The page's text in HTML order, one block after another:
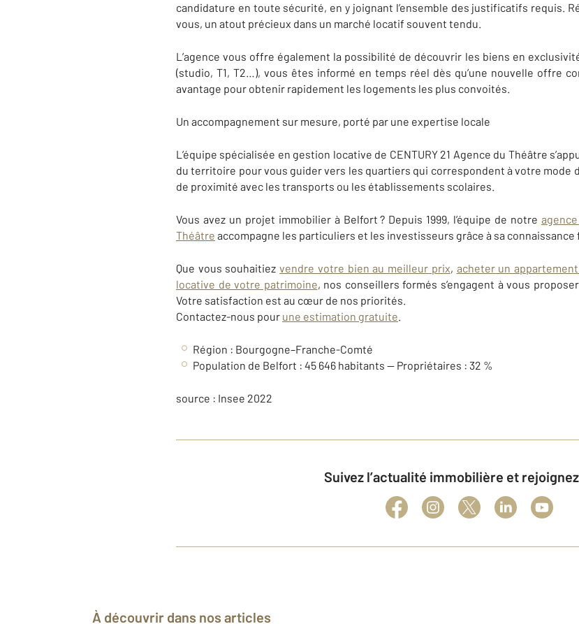
candidature en toute sécurité, en y joignant l’ensemble des justificatifs requis.
vous, un atout précieux dans un marché locatif souvent tendu.
L’agence vous offre également la possibilité de découvrir les biens en
(studio, T1, T2…), vous êtes informé en temps réel dès qu’une nouvelle offre
avantage pour obtenir rapidement les logements les plus convoités.
Un accompagnement sur mesure, porté par une expertise locale
L’équipe spécialisée en gestion locative de CENTURY 21 Agence du Théâtre
du territoire pour vous guider vers les quartiers qui correspondent à votre mode
de proximité avec les transports ou les établissements scolaires.
Vous avez un projet immobilier à Belfort ? Depuis 1999, l’équipe de notre
Théâtre accompagne les particuliers et les investisseurs grâce à sa connaissance
Que vous souhaitiezvendre votre bien au meilleur prix, acheter un
locative de votre patrimoine, nos conseillers formés s’engagent à vous
Votre satisfaction est au cœur de nos priorités.
Contactez-nous pour une estimation gratuite.
Région : Bourgogne–Franche-Comté
Population de Belfort : 45 646 habitants — Propriétaires : 32 %
source : Insee 2022
Suivez l’actualité immobilière et
À découvrir dans nos articles